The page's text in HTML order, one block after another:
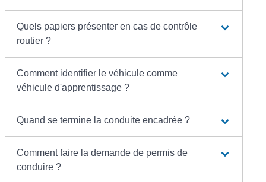
Quels papiers présenter en cas de contrôle
routier ?
Comment identifier le véhicule comme
véhicule d'apprentissage ?
Quand se termine la conduite encadrée ?
Comment faire la demande de permis de
conduire ?